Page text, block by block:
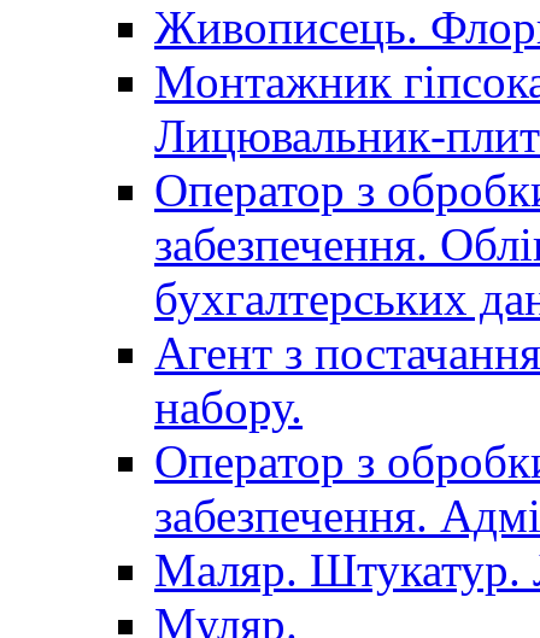
Живописець.
Монтажник
Лицювальник-
Оператор з
забезпечення.
бухгалтерських
Агент з
набору.
Оператор з
забезпечення.
Маляр. Штукатур.
Муляр.